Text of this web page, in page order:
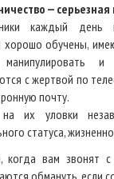
—
каждый день
обучены,
и
с жертвой по
почту.
их уловки
статуса,
когда вам звонят с